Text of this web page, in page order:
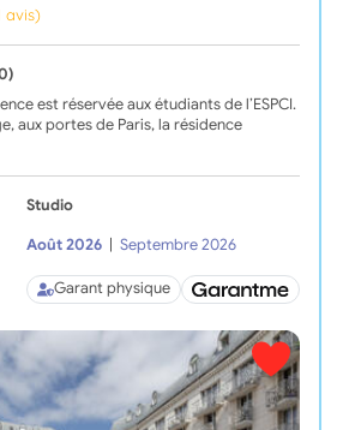
avis)
est réservée aux étudiants de l’ESPCI.
aux portes de Paris, la résidence
Studio
Août 2026
Septembre 2026
Garant physique